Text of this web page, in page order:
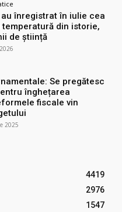
înregistrat în iulie cea
din istorie,
de știință
Se pregătesc
înghețarea
fiscale vin
2025
4419
2976
1547